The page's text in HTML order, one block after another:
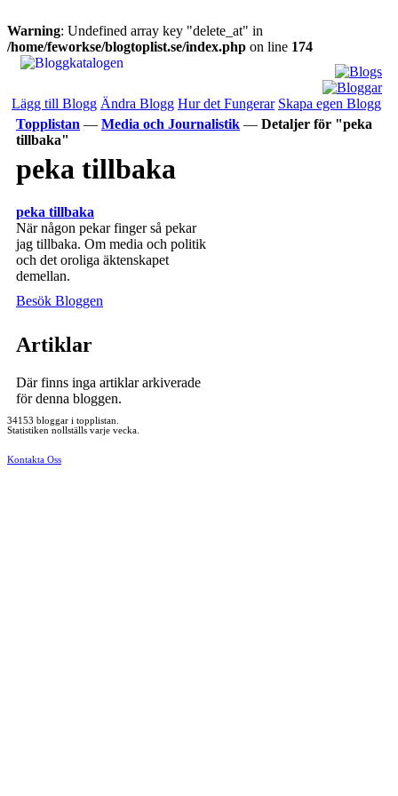
Warning: Undefined array key "delete_at" in
/home/feworkse/blogtoplist.se/index.php on line 174
Lägg till Blogg Ändra Blogg Hur det Fungerar Skapa egen Blogg
Topplistan — Media och Journalistik — Detaljer för "peka
tillbaka"
peka tillbaka
peka tillbaka
När någon pekar finger så pekar
jag tillbaka. Om media och politik
och det oroliga äktenskapet
demellan.
Besök Bloggen
Artiklar
Där finns inga artiklar arkiverade
för denna bloggen.
34153 bloggar i topplistan.
Statistiken nollställs varje vecka.
Kontakta Oss